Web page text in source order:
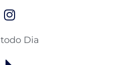
todo Dia